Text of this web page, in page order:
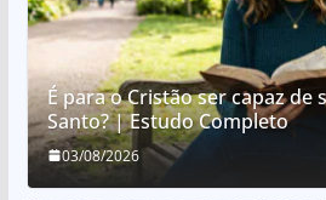
É para o Cristão ser capaz de
Santo? | Estudo Completo
03/08/2026